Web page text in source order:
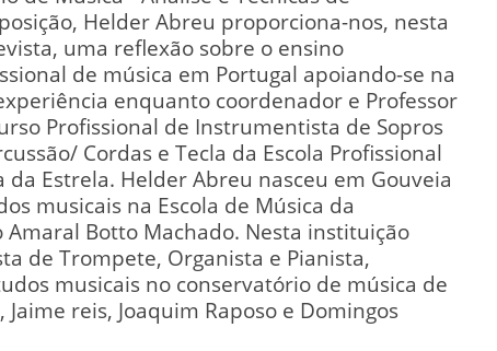
Helder Abreu proporciona-nos, nesta
uma reflexão sobre o ensino
de música em Portugal apoiando-se na
enquanto coordenador e Professor
Profissional de Instrumentista de Sopros
Cordas e Tecla da Escola Profissional
da Estrela. Helder Abreu nasceu em Gouveia
musicais na Escola de Música da
Amaral Botto Machado. Nesta instituição
de Trompete, Organista e Pianista,
musicais no conservatório de música de
reis, Joaquim Raposo e Domingos